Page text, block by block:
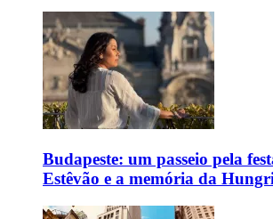
Budapeste: um passeio pela
Estêvão e a memória da